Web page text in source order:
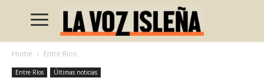
Home Entre Ríos
Entre Ríos Últimas noticias